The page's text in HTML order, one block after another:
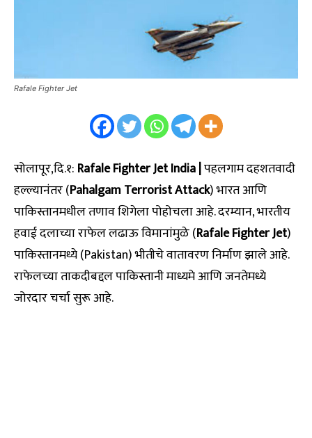
Rafale Fighter Jet
सोलापूर,दि.१: Rafale Fighter Jet India |पहलगाम दहशतवादी
हल्ल्यानंतर (Pahalgam Terrorist Attack) भारत आणि
पाकिस्तानमधील तणाव शिगेला पोहोचला आहे. दरम्यान, भारतीय
हवाई दलाच्या राफेल लढाऊ विमानांमुळे (Rafale Fighter Jet)
पाकिस्तानमध्ये (Pakistan) भीतीचे वातावरण निर्माण झाले आहे.
राफेलच्या ताकदीबद्दल पाकिस्तानी माध्यमे आणि जनतेमध्ये
जोरदार चर्चा सुरू आहे.